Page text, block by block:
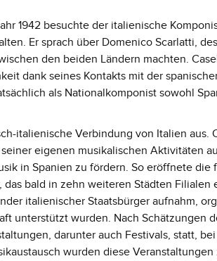
1942 besuchte der italienische
Er sprach über Domenico Scarlatti,
den beiden Ländern machten.
dank seines Kontakts mit der
als Nationalkomponist sowohl
italienische Verbindung von Italien aus.
eigenen musikalischen Aktivitäten
in Spanien zu fördern. So eröffnete die
bald in zehn weiteren Städten Filialen
italienischer Staatsbürger aufnahm,
unterstützt wurden. Nach Schätzungen
darunter auch Festivals, statt,
wurden diese